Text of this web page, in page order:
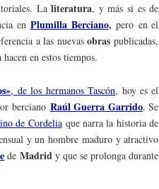
Laliteratura, y más si es de
en Plumilla Berciano, pero en el
a las nuevas obraspublicadas,
en estos tiempos.
, de los hermanos Tascón, hoy es el
berciano Raúl Guerra Garrido. Se
de Cordeliaque narra la historia de
y un hombre maduro y atractivo
de Madridy que se prolonga durante